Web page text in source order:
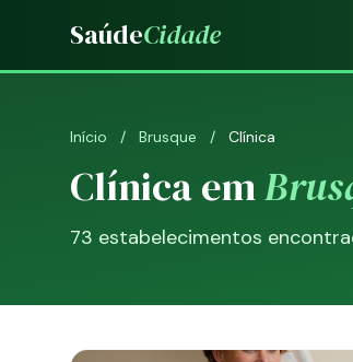
SaúdeCidade
Início / Brusque / Clínica
Clínica em
73 estabelecimentos